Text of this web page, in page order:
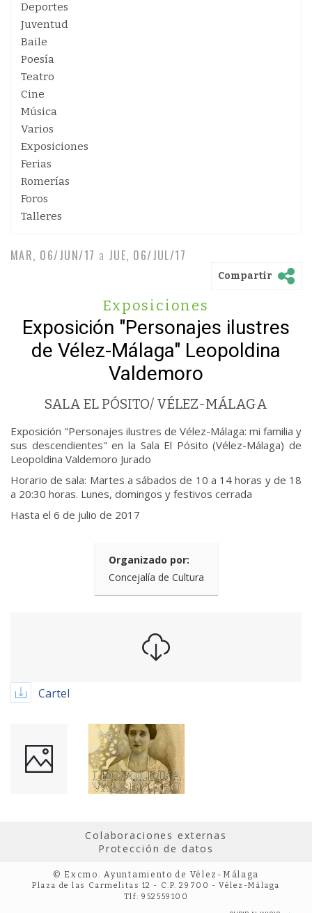
Deportes
Juventud
Baile
Poesía
Teatro
Cine
Música
Varios
Exposiciones
Ferias
Romerías
Foros
Talleres
MAR, 06/JUN/17 a JUE, 06/JUL/17
Compartir
Exposiciones
Exposición "Personajes ilustres
de Vélez-Málaga" Leopoldina
Valdemoro
SALA EL PÓSITO/ VÉLEZ-MÁLAGA
Exposición "Personajes ilustres de Vélez-Málaga: mi familia y
sus descendientes" en la Sala El Pósito (Vélez-Málaga) de
Leopoldina Valdemoro Jurado
Horario de sala: Martes a sábados de 10 a 14 horas y de 18
a 20:30 horas. Lunes, domingos y festivos cerrada
Hasta el 6 de julio de 2017
Organizado por:
Concejalía de Cultura
Cartel
Colaboraciones externas
Protección de datos
© Excmo. Ayuntamiento de Vélez-Málaga
Plaza de las Carmelitas 12 - C.P. 29700 - Vélez-Málaga
Tlf: 952559100